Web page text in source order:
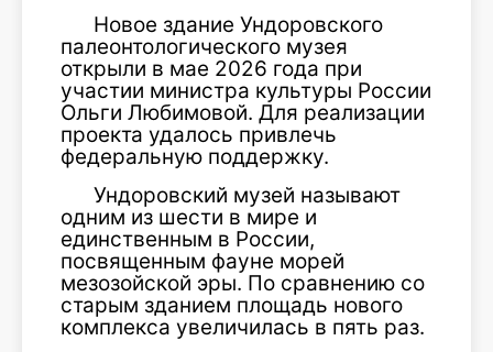
Новое здание Ундоровского
палеонтологического музея
открыли в мае 2026 года при
участии министра культуры России
Ольги Любимовой. Для реализации
проекта удалось привлечь
федеральную поддержку.
Ундоровский музей называют
одним из шести в мире и
единственным в России,
посвященным фауне морей
мезозойской эры. По сравнению со
старым зданием площадь нового
комплекса увеличилась в пять раз.